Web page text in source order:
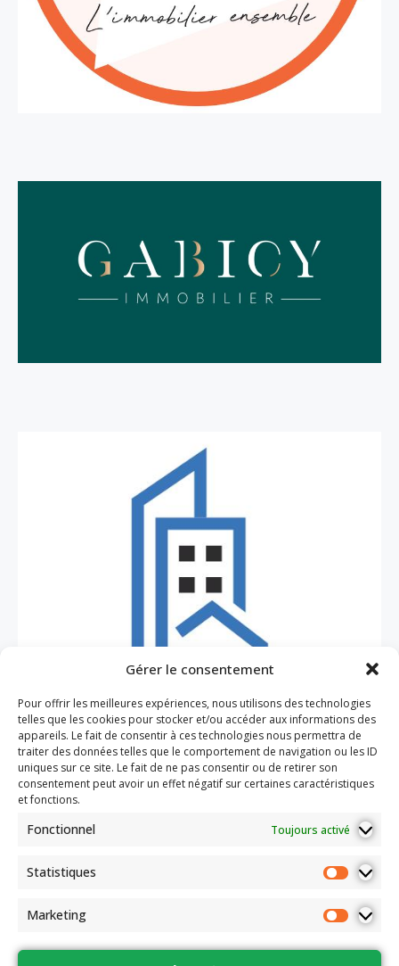
Gérer le consentement
Pour offrir les meilleures expériences, nous utilisons des technologies
telles que les cookies pour stocker et/ou accéder aux informations des
appareils. Le fait de consentir à ces technologies nous permettra de
traiter des données telles que le comportement de navigation ou les ID
uniques sur ce site. Le fait de ne pas consentir ou de retirer son
consentement peut avoir un effet négatif sur certaines caractéristiques
et fonctions.
Fonctionnel Toujours activé
Statistiques
Marketing